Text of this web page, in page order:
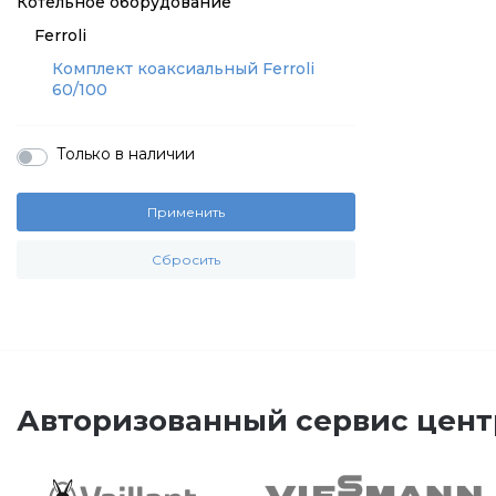
Ferroli
Комплект коаксиальный Ferroli
60/100
Только в наличии
Применить
Сбросить
Авторизованный сервис